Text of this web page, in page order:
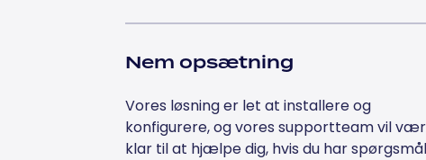
Nem opsætning
Vores løsning er let at installere og
konfigurere, og vores supportteam vil
klar til at hjælpe dig, hvis du har